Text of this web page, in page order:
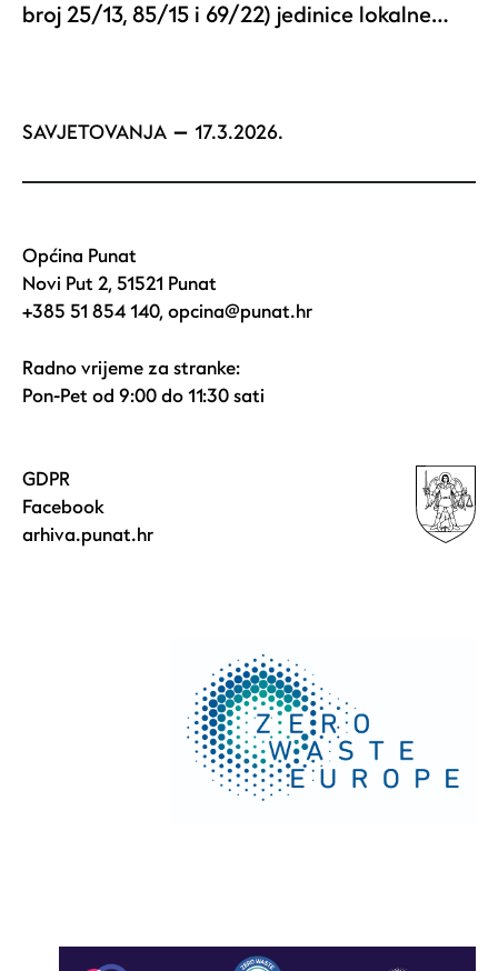
broj 25/13, 85/15 i 69/22) jedinice lokalne…
SAVJETOVANJA 17.3.2026.
Općina Punat
Novi Put 2, 51521 Punat
+385 51 854 140,opcina@punat.hr
Radno vrijeme za stranke:
Pon-Pet od 9:00 do 11:30 sati
GDPR
Facebook
arhiva.punat.hr